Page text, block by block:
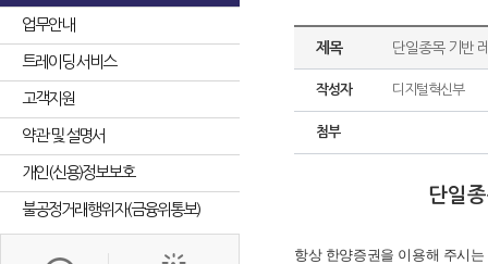
업무안내
트레이딩 서비스
고객지원
약관 및 설명서
개인(신용)정보보호
불공정거래행위자(금융위통보)
제목 단일종목 기반
작성자 디지털혁신부
첨부
단일
항상 한양증권을 이용해 주시